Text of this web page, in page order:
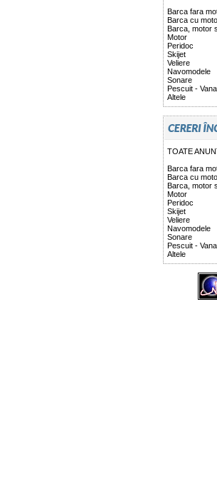
Barca fara
Barca cu
Barca, motor
Motor
Peridoc
Skijet
Veliere
Navomodele
Sonare
Pescuit -
Altele
TOATE
Barca fara
Barca cu
Barca, motor
Motor
Peridoc
Skijet
Veliere
Navomodele
Sonare
Pescuit -
Altele